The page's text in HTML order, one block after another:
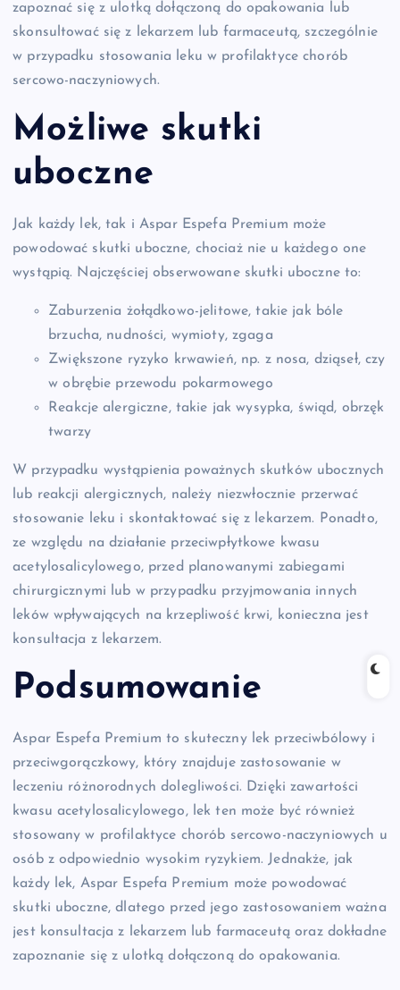
zapoznać się z ulotką dołączoną do opakowania lub
skonsultować się z lekarzem lub farmaceutą, szczególnie
w przypadku stosowania leku w profilaktyce chorób
sercowo-naczyniowych.
Możliwe skutki
uboczne
Jak każdy lek, tak i Aspar Espefa Premium może
powodować skutki uboczne, chociaż nie u każdego one
wystąpią. Najczęściej obserwowane skutki uboczne to:
Zaburzenia żołądkowo-jelitowe, takie jak bóle
brzucha, nudności, wymioty, zgaga
Zwiększone ryzyko krwawień, np. z nosa, dziąseł, czy
w obrębie przewodu pokarmowego
Reakcje alergiczne, takie jak wysypka, świąd, obrzęk
twarzy
W przypadku wystąpienia poważnych skutków ubocznych
lub reakcji alergicznych, należy niezwłocznie przerwać
stosowanie leku i skontaktować się z lekarzem. Ponadto,
ze względu na działanie przeciwpłytkowe kwasu
acetylosalicylowego, przed planowanymi zabiegami
chirurgicznymi lub w przypadku przyjmowania innych
leków wpływających na krzepliwość krwi, konieczna jest
konsultacja z lekarzem.
Podsumowanie
Aspar Espefa Premium to skuteczny lek przeciwbólowy i
przeciwgorączkowy, który znajduje zastosowanie w
leczeniu różnorodnych dolegliwości. Dzięki zawartości
kwasu acetylosalicylowego, lek ten może być również
stosowany w profilaktyce chorób sercowo-naczyniowych u
osób z odpowiednio wysokim ryzykiem. Jednakże, jak
każdy lek, Aspar Espefa Premium może powodować
skutki uboczne, dlatego przed jego zastosowaniem ważna
jest konsultacja z lekarzem lub farmaceutą oraz dokładne
zapoznanie się z ulotką dołączoną do opakowania.